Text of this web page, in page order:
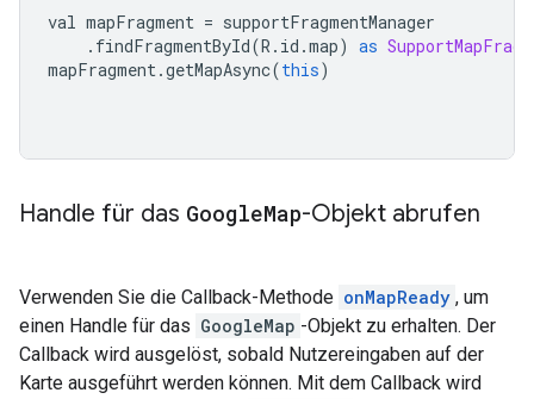
val mapFragment = supportFragmentManager
. findFragmentById(R . id .map) as
mapFragment.getMapAsync(this)
Handle für das GoogleMap-Objekt abrufen
Verwenden Sie die Callback-Methode onMapReady , um
einen Handle für das GoogleMap -Objekt zu erhalten. Der
Callback wird ausgelöst, sobald Nutzereingaben auf der
Karte ausgeführt werden können. Mit dem Callback wird